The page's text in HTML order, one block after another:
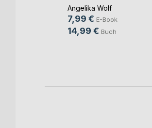
Angelika Wolf
7,99 € E-Book
14,99 € Buch